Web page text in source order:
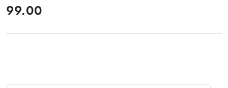
cena:
99.00